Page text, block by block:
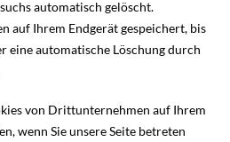
automatisch gelöscht.
auf Ihrem Endgerät gespeichert, bis
eine automatische Löschung durch
von Drittunternehmen auf Ihrem
wenn Sie unsere Seite betreten